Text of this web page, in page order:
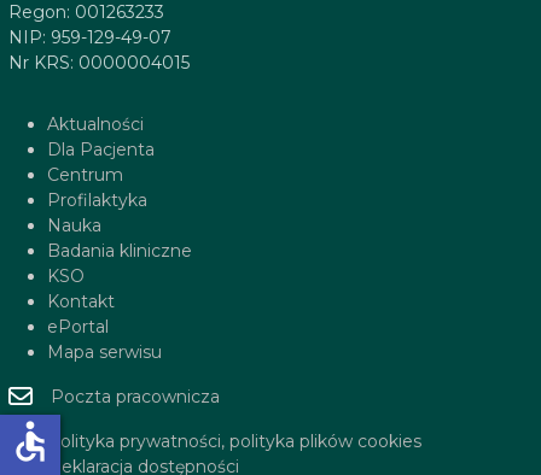
Regon: 001263233
NIP: 959-129-49-07
Nr KRS: 0000004015
Aktualności
Dla Pacjenta
Centrum
Profilaktyka
Nauka
Badania kliniczne
KSO
Kontakt
ePortal
Mapa serwisu
Poczta pracownicza
Polityka prywatności, polityka plików cookies
Deklaracja dostępności
accessible